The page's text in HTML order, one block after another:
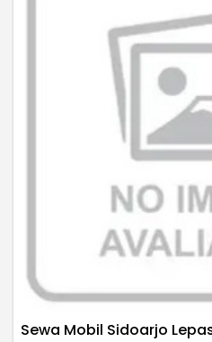
Sewa Mobil Sidoarjo